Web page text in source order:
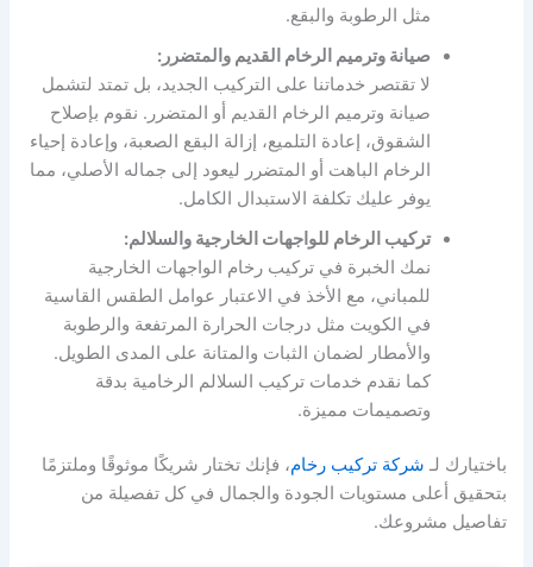
مثل الرطوبة والبقع.
صيانة وترميم الرخام القديم والمتضرر:
لا تقتصر خدماتنا على التركيب الجديد، بل تمتد لتشمل
صيانة وترميم الرخام القديم أو المتضرر. نقوم بإصلاح
الشقوق، إعادة التلميع، إزالة البقع الصعبة، وإعادة إحياء
الرخام الباهت أو المتضرر ليعود إلى جماله الأصلي، مما
يوفر عليك تكلفة الاستبدال الكامل.
تركيب الرخام للواجهات الخارجية والسلالم:
نمك الخبرة في تركيب رخام الواجهات الخارجية
للمباني، مع الأخذ في الاعتبار عوامل الطقس القاسية
في الكويت مثل درجات الحرارة المرتفعة والرطوبة
والأمطار لضمان الثبات والمتانة على المدى الطويل.
كما نقدم خدمات تركيب السلالم الرخامية بدقة
وتصميمات مميزة.
باختيارك لـ شركة تركيب رخام، فإنك تختار شريكًا موثوقًا وملتزمًا
بتحقيق أعلى مستويات الجودة والجمال في كل تفصيلة من
تفاصيل مشروعك.